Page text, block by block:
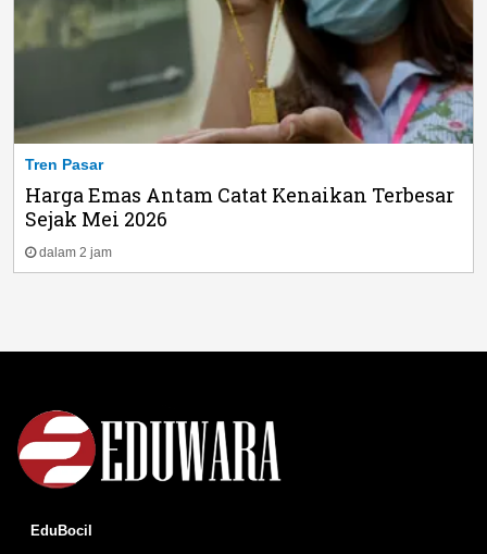
Tren Pasar
Harga Emas Antam Catat Kenaikan Terbesar
Sejak Mei 2026
dalam 2 jam
EduBocil